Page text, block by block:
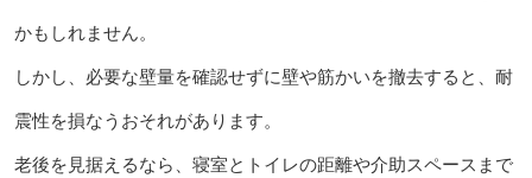
かもしれません。
しかし、必要な壁量を確認せずに壁や筋かいを撤去すると、耐
震性を損なうおそれがあります。
老後を見据えるなら、寝室とトイレの距離や介助スペースまで